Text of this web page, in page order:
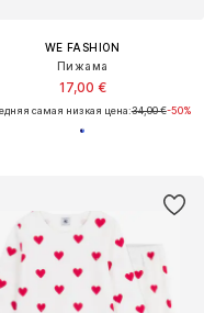
WE FASHION
Пижама
17,00 €
самая низкая цена:34,00 €-50%